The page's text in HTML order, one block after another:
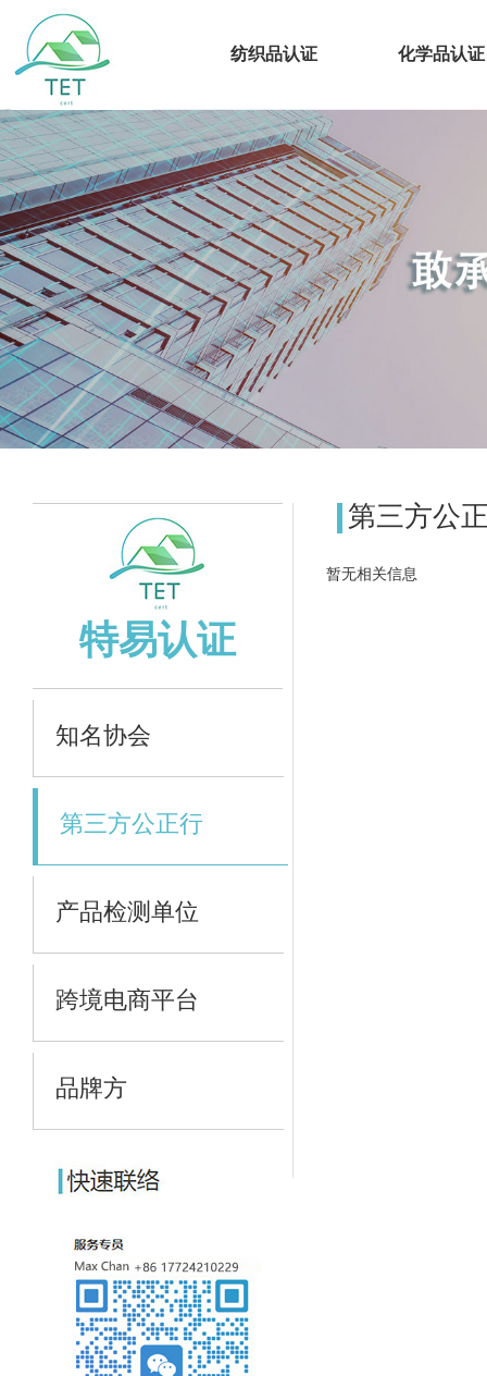
纺织品认证 化学品认证
特易认证
知名协会
第三方公正行
产品检测单位
跨境电商平台
品牌方
第三方公
暂无相关信息